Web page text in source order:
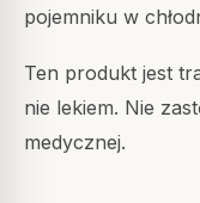
pojemniku w
Ten produkt jest
nie lekiem. Nie
medycznej.